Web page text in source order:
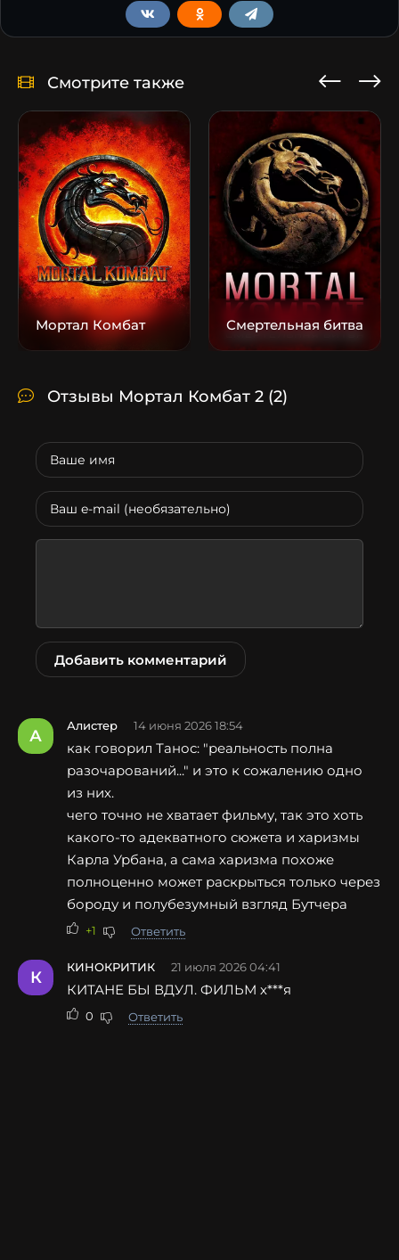
Смотрите также
Мортал Комбат Смертельная битва
Отзывы Мортал Комбат 2 (2)
Добавить комментарий
А
Алистер 14 июня 2026 18:54
как говорил Танос: "реальность полна
разочарований..." и это к сожалению одно
из них.
чего точно не хватает фильму, так это хоть
какого-то адекватного сюжета и харизмы
Карла Урбана, а сама харизма похоже
полноценно может раскрыться только через
бороду и полубезумный взгляд Бутчера
+1 Ответить
К
КИНОКРИТИК 21 июля 2026 04:41
КИТАНЕ БЫ ВДУЛ. ФИЛЬМ х***я
0 Ответить